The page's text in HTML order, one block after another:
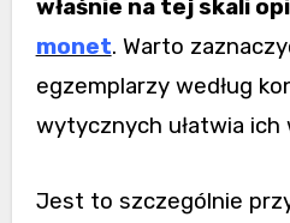
właśnie na tej skali
monet. Warto
egzemplarzy według
wytycznych ułatwia ich
Jest to szczególnie